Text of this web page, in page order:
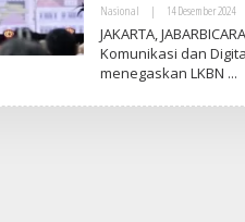
Nasional | 14 Desember 2024O
L
E
H
M
JAKARTA,
Komunikasi dan
menegaskan LKBN